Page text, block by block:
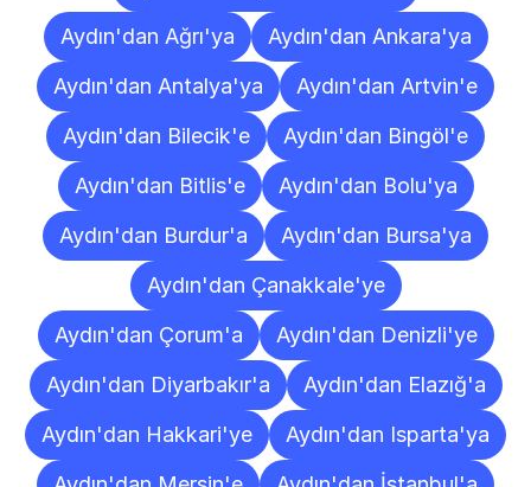
Aydın'dan Ağrı'ya
Aydın'dan Ankara'ya
Aydın'dan Antalya'ya
Aydın'dan Artvin'e
Aydın'dan Bilecik'e
Aydın'dan Bingöl'e
Aydın'dan Bitlis'e
Aydın'dan Bolu'ya
Aydın'dan Burdur'a
Aydın'dan Bursa'ya
Aydın'dan Çanakkale'ye
Aydın'dan Çorum'a
Aydın'dan Denizli'ye
Aydın'dan Diyarbakır'a
Aydın'dan Elazığ'a
Aydın'dan Hakkari'ye
Aydın'dan Isparta'ya